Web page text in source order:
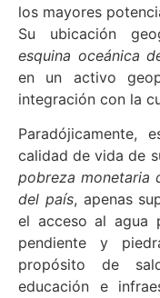
los mayores
Su ubicación
esquina oceánica
en un activo
integración con la
Paradójicamente,
calidad de vida de
pobreza monetaria
del país, apenas
el acceso al agua
pendiente y
propósito de
educación e